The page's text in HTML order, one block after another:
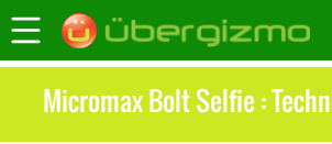
Micromax Bolt Selfie :